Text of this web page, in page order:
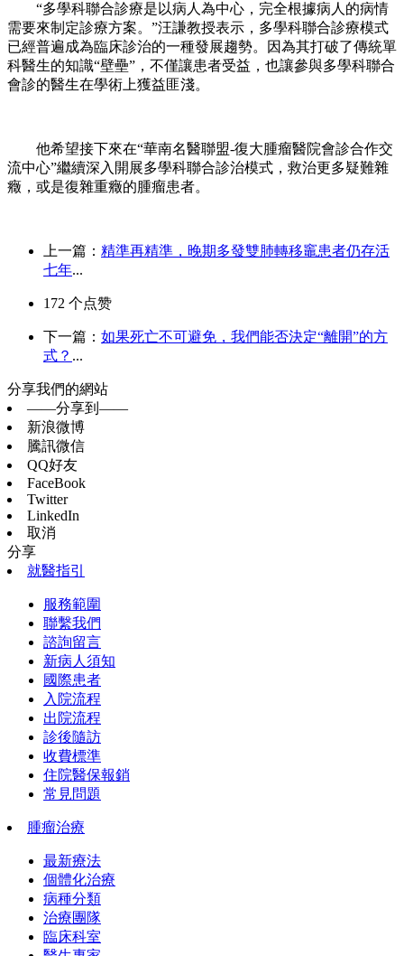
“多學科聯合診療是以病人為中心，完全根據病人的病情
需要來制定診療方案。”汪謙教授表示，多學科聯合診療模式
已經普遍成為臨床診治的一種發展趨勢。因為其打破了傳統單
科醫生的知識“壁壘”，不僅讓患者受益，也讓參與多學科聯合
會診的醫生在學術上獲益匪淺。
他希望接下來在“華南名醫聯盟-復大腫瘤醫院會診合作交
流中心”繼續深入開展多學科聯合診治模式，救治更多疑難雜
癥，或是復雜重癥的腫瘤患者。
上一篇： 精準再精準，晚期多發雙肺轉移竈患者仍存活
七年...
172 个点赞
下一篇： 如果死亡不可避免，我們能否決定“離開”的方
式？ ...
分享我們的網站
——分享到——
新浪微博
騰訊微信
QQ好友
FaceBook
Twitter
LinkedIn
取消
分享
就醫指引
服務範圍
聯繫我們
諮詢留言
新病人須知
國際患者
入院流程
出院流程
診後隨訪
收費標準
住院醫保報銷
常見問題
腫瘤治療
最新療法
個體化治療
病種分類
治療團隊
臨床科室